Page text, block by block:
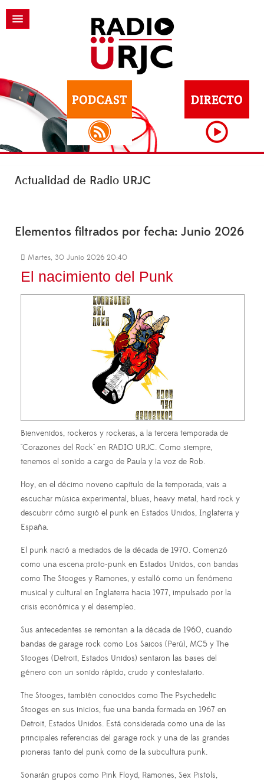
Actualidad de Radio URJC
Elementos filtrados por fecha: Junio 2026
Martes, 30 Junio 2026 20:40
El nacimiento del Punk
Bienvenidos, rockeros y rockeras, a la tercera temporada de
"Corazones del Rock" en RADIO URJC. Como siempre,
tenemos el sonido a cargo de Paula y la voz de Rob.
Hoy, en el décimo noveno capítulo de la temporada, vais a
escuchar música experimental, blues, heavy metal, hard rock y
descubrir cómo surgió el punk en Estados Unidos, Inglaterra y
España.
El punk nació a mediados de la década de 1970. Comenzó
como una escena proto-punk en Estados Unidos, con bandas
como The Stooges y Ramones, y estalló como un fenómeno
musical y cultural en Inglaterra hacia 1977, impulsado por la
crisis económica y el desempleo.
Sus antecedentes se remontan a la década de 1960, cuando
bandas de garage rock como Los Saicos (Perú), MC5 y The
Stooges (Detroit, Estados Unidos) sentaron las bases del
género con un sonido rápido, crudo y contestatario.
The Stooges, también conocidos como The Psychedelic
Stooges en sus inicios, fue una banda formada en 1967 en
Detroit, Estados Unidos. Está considerada como una de las
principales referencias del garage rock y una de las grandes
pioneras tanto del punk como de la subcultura punk.
Sonarán grupos como Pink Floyd, Ramones, Sex Pistols,